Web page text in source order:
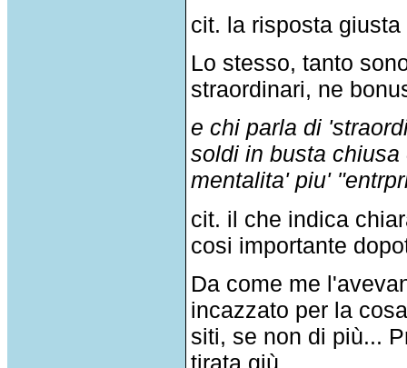
cit. la risposta
Lo stesso, tanto
straordinari, ne
e chi parla di
soldi in busta
mentalita' piu'
cit. il che indica
cosi importante
Da come me
incazzato per la
siti, se non di più...
tirata giù...